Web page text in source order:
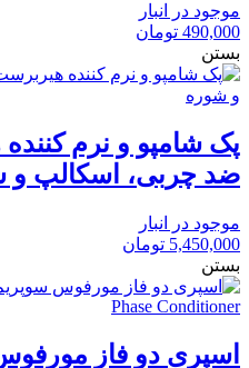
موجود در انبار
490,000 تومان
بستن
پک شامپو و نرم
ضد چربی، اسکالپ و
موجود در انبار
5,450,000 تومان
بستن